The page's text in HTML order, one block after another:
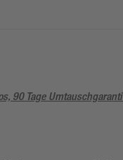
90 Tage